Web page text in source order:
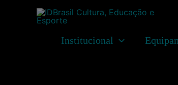
Institucional